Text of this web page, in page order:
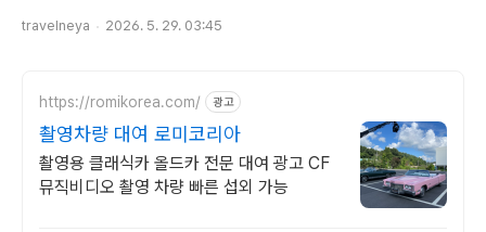
travelneya 2026. 5. 29. 03:45
https://romikorea.com/ 광고
촬영차량 대여 로미코리아
촬영용 클래식카 올드카 전문 대여 광고 CF
뮤직비디오 촬영 차량 빠른 섭외 가능